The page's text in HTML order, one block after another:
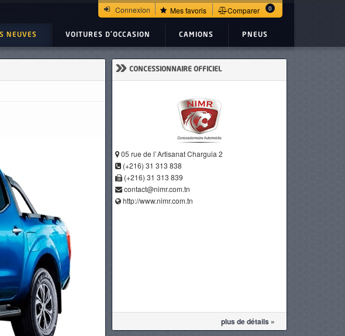
Connexion Mes favoris Comparer 0
NEUVES VOITURES D'OCCASION CAMIONS PNEUS
» CONCESSIONNAIRE OFFICIEL
05 rue de l`Artisanat Charguia 2
(+216) 31 313 838
(+216) 31 313 839
contact@nimr.com.tn
http://www.nimr.com.tn
plus de détails »